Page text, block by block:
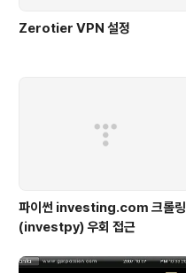
Zerotier VPN 설정
파이썬 investing.com 크롤링
(investpy) 우회 접근